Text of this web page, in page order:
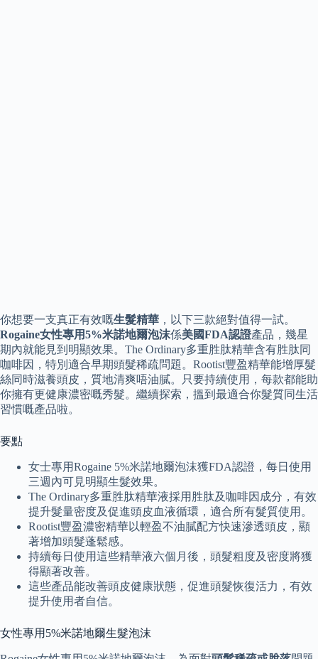
你想要一支真正有效嘅生髮精華 ，以下三款絕對值得一試。
Rogaine女性專用5%米諾地爾泡沫係美國FDA認證產品，幾星
期內就能見到明顯效果。The Ordinary多重胜肽精華含有胜肽同
咖啡因，特別適合早期頭髮稀疏問題。Rootist豐盈精華能增厚髮
絲同時滋養頭皮，質地清爽唔油膩。只要持續使用，每款都能助
你擁有更健康濃密嘅秀髮。繼續探索，搵到最適合你髮質同生活
習慣嘅產品啦。
要點
女士專用Rogaine 5%米諾地爾泡沫獲FDA認證，每日使用
三週內可見明顯生髮效果。
The Ordinary多重胜肽精華液採用胜肽及咖啡因成分，有效
提升髮量密度及促進頭皮血液循環，適合所有髮質使用。
Rootist豐盈濃密精華以輕盈不油膩配方快速滲透頭皮，顯
著增加頭髮蓬鬆感。
持續每日使用這些精華液六個月後，頭髮粗度及密度將獲
得顯著改善。
這些產品能改善頭皮健康狀態，促進頭髮恢復活力，有效
提升使用者自信。
女性專用5%米諾地爾生髮泡沫